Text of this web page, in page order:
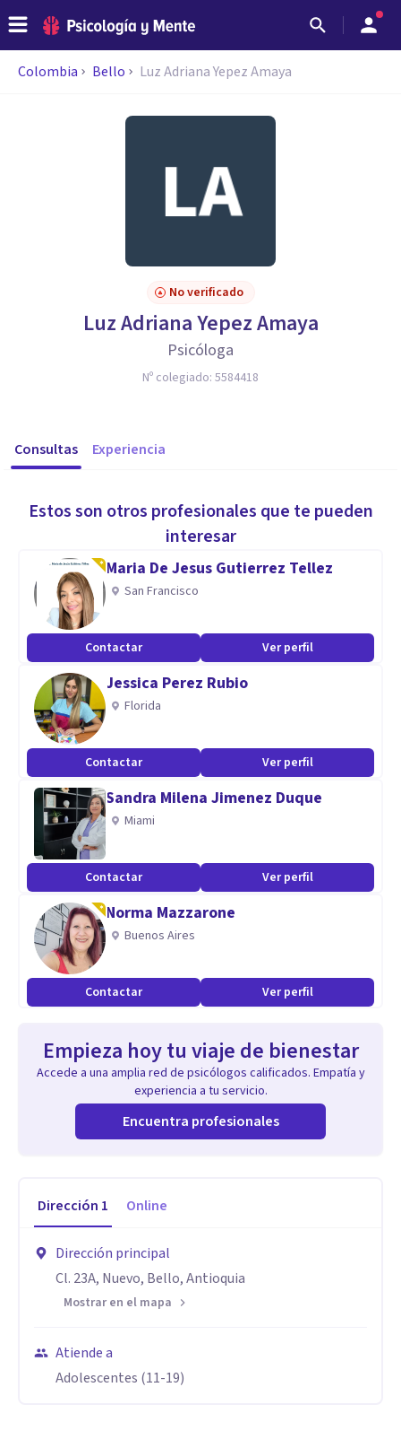
Colombia Bello Luz Adriana Yepez Amaya
No verificado
Luz Adriana Yepez Amaya
Psicóloga
Nº colegiado: 5584418
Consultas Experiencia
Estos son otros profesionales que te pueden
interesar
Maria De Jesus Gutierrez Tellez
San Francisco
Contactar Ver perfil
Jessica Perez Rubio
Florida
Contactar Ver perfil
Sandra Milena Jimenez Duque
Miami
Contactar Ver perfil
Norma Mazzarone
Buenos Aires
Contactar Ver perfil
Empieza hoy tu viaje de bienestar
Accede a una amplia red de psicólogos calificados. Empatía y
experiencia a tu servicio.
Encuentra profesionales
Dirección 1 Online
Dirección principal
Cl. 23A, Nuevo, Bello, Antioquia
Mostrar en el mapa
Atiende a
Adolescentes (11-19)